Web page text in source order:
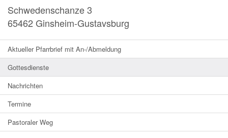
Schwedenschanze 3
65462 Ginsheim-Gustavsburg
Aktueller Pfarrbrief mit An-/Abmeldung
Gottesdienste
Nachrichten
Termine
Pastoraler Weg